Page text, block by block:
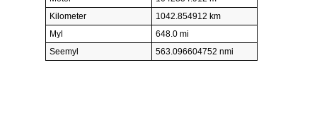
Kilometer
1042.854912 km
Myl
648.0 mi
Seemyl
563.096604752 nmi